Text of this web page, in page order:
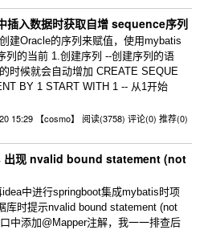
入数据时获取自增 sequence序列
建Oracle的序列来赋值，使用mybatis
列的当前 1.创建序列 --创建序列的语
时候就会自动增加 CREATE SEQUE
BY 1 START WITH 1 -- 从1开始
15:29 【cosmo】 阅读(3758) 评论(0) 推荐(0)
现 nvalid bound statement (not
中进行springboot集成mybatis时项
库时提示nvalid bound statement (not
中添加@Mapper注解，我一一排查后